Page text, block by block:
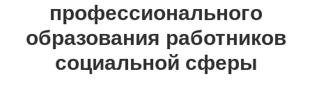
профессионального
образования работников
социальной сферы